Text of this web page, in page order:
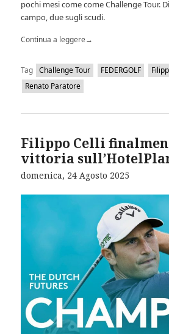
pochi mesi come come Challenge Tour.
campo, due sugli scudi.
Continua a leggere→
Tag Challenge Tour FEDERGOLF
Renato Paratore
Filippo Celli
vittoria
domenica, 24 Agosto 2025